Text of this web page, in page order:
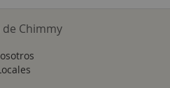
de Chimmy